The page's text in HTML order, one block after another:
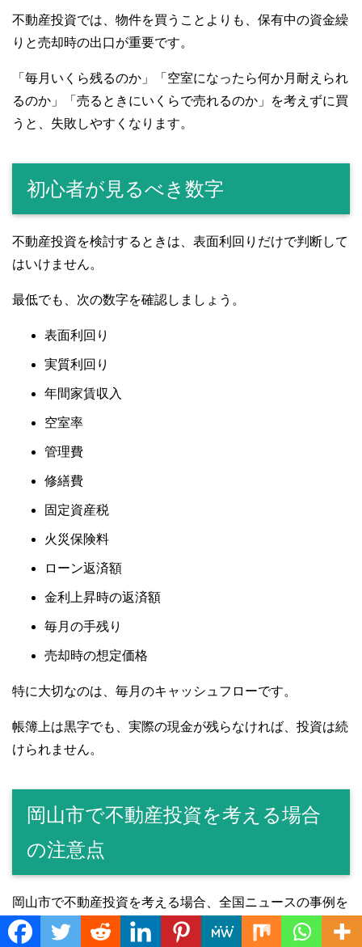
不動産投資では、物件を買うことよりも、保有中の資金繰
りと売却時の出口が重要です。
「毎月いくら残るのか」「空室になったら何か月耐えられ
るのか」「売るときにいくらで売れるのか」を考えずに買
うと、失敗しやすくなります。
初心者が見るべき数字
不動産投資を検討するときは、表面利回りだけで判断して
はいけません。
最低でも、次の数字を確認しましょう。
表面利回り
実質利回り
年間家賃収入
空室率
管理費
修繕費
固定資産税
火災保険料
ローン返済額
金利上昇時の返済額
毎月の手残り
売却時の想定価格
特に大切なのは、毎月のキャッシュフローです。
帳簿上は黒字でも、実際の現金が残らなければ、投資は続
けられません。
岡山市で不動産投資を考える場合
の注意点
岡山市で不動産投資を考える場合、全国ニュースの事例を
自分には関係ないと思わないことが大切です。
Translate »